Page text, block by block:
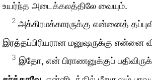
உயர்ந்த அடைக்கலத்திலே வையும்.
2 அக்கிரமக்காரருக்கு என்னைத்
இரத்தப்பிரியரான மனுஷருக்கு என்னை
3 இதோ, என் பிராணனுக்குப்